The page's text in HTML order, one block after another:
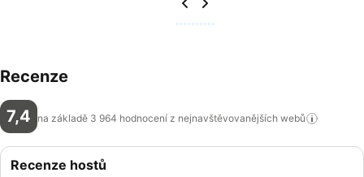
Recenze
7,4 na základě 3 964 hodnocení z nejnavštěvovanějších webů
Recenze hostů